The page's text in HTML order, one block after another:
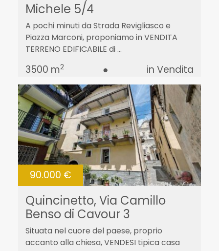
Michele 5/4
A pochi minuti da Strada Revigliasco e
Piazza Marconi, proponiamo in VENDITA
TERRENO EDIFICABILE di ...
3500 m2 ● in Vendita
90.000 €
Quincinetto, Via Camillo
Benso di Cavour 3
Situata nel cuore del paese, proprio
accanto alla chiesa, VENDESI tipica casa